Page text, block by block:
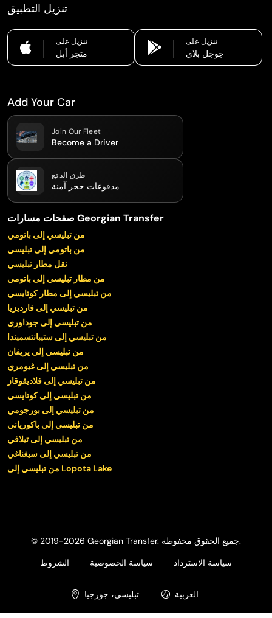
تنزيل التطبيق
تنزيل على
متجر أبل
تنزيل على
جوجل بلاي
Add Your Car
Join Our Fleet
Become a Driver
طرق الدفع
مدفوعات حجز آمنة
صفحات مسارات Georgian Transfer
من تبليسي إلى باتومي
من باتومي إلى تبليسي
نقل مطار تبليسي
من مطار تبليسي إلى باتومي
من تبليسي إلى مطار كوتايسي
من تبليسي إلى فارديزيا
من تبليسي إلى جوداوري
من تبليسي إلى ستيبانتسميندا
من تبليسي إلى يريفان
من تبليسي إلى غيومري
من تبليسي إلى فلاديقوقاز
من تبليسي إلى كوتايسي
من تبليسي إلى بورجومي
من تبليسي إلى باكورياني
من تبليسي إلى تيلافي
من تبليسي إلى سيغناغي
من تبليسي إلى Lopota Lake
© 2019-2026 Georgian Transfer. جميع الحقوق محفوظة.
الشروط
سياسة الخصوصية سياسة الاسترداد
تبليسي، جورجيا العربية